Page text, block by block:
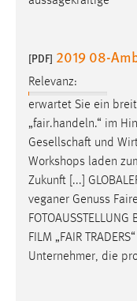
[PDF] 2019 08-
Relevanz:
erwartet Sie ein
„fair.handeln.“ im
Gesellschaft und
Workshops laden
Zukunft [...]
veganer Genuss
FOTOAUSSTELLUNG
FILM „FAIR
Unternehmer, die